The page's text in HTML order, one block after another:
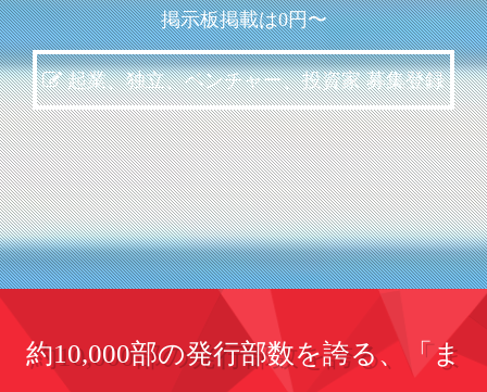
掲示板掲載は0円〜
起業、独立、ベンチャー、投資家 募集登録
約10,000部の発行部数を誇る、「ま